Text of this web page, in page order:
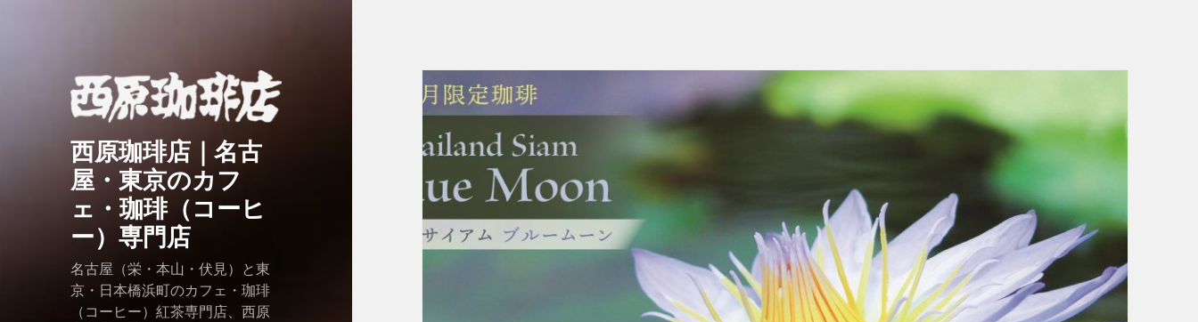
西原珈琲店｜名古
屋・東京のカフ
ェ・珈琲（コーヒ
ー）専門店
名古屋（栄・本山・伏見）と東
京・日本橋浜町のカフェ・珈琲
（コーヒー）紅茶専門店、西原